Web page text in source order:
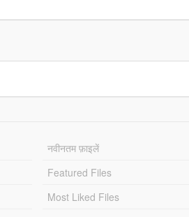
नवीनतम फ़ाइलें
Featured Files
Most Liked Files